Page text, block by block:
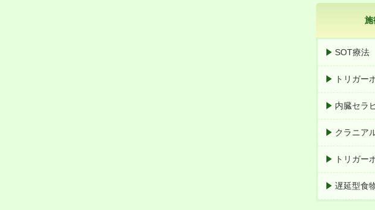
施
SOT療法
トリガー
内臓セラ
クラニア
トリガー
遅延型食